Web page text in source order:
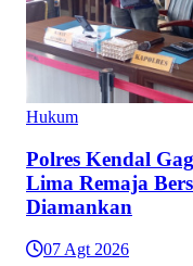
Hukum
Polres Kendal
Lima Remaja
Diamankan
07 Agt 2026